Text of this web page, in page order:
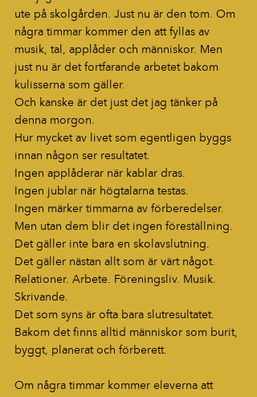
ute på skolgården. Just nu är den tom. Om
några timmar kommer den att fyllas av
musik, tal, applåder och människor. Men
just nu är det fortfarande arbetet bakom
kulisserna som gäller.
Och kanske är det just det jag tänker på
denna morgon.
Hur mycket av livet som egentligen byggs
innan någon ser resultatet.
Ingen applåderar när kablar dras.
Ingen jublar när högtalarna testas.
Ingen märker timmarna av förberedelser.
Men utan dem blir det ingen föreställning.
Det gäller inte bara en skolavslutning.
Det gäller nästan allt som är värt något.
Relationer. Arbete. Föreningsliv. Musik.
Skrivande.
Det som syns är ofta bara slutresultatet.
Bakom det finns alltid människor som burit,
byggt, planerat och förberett.
Om några timmar kommer eleverna att